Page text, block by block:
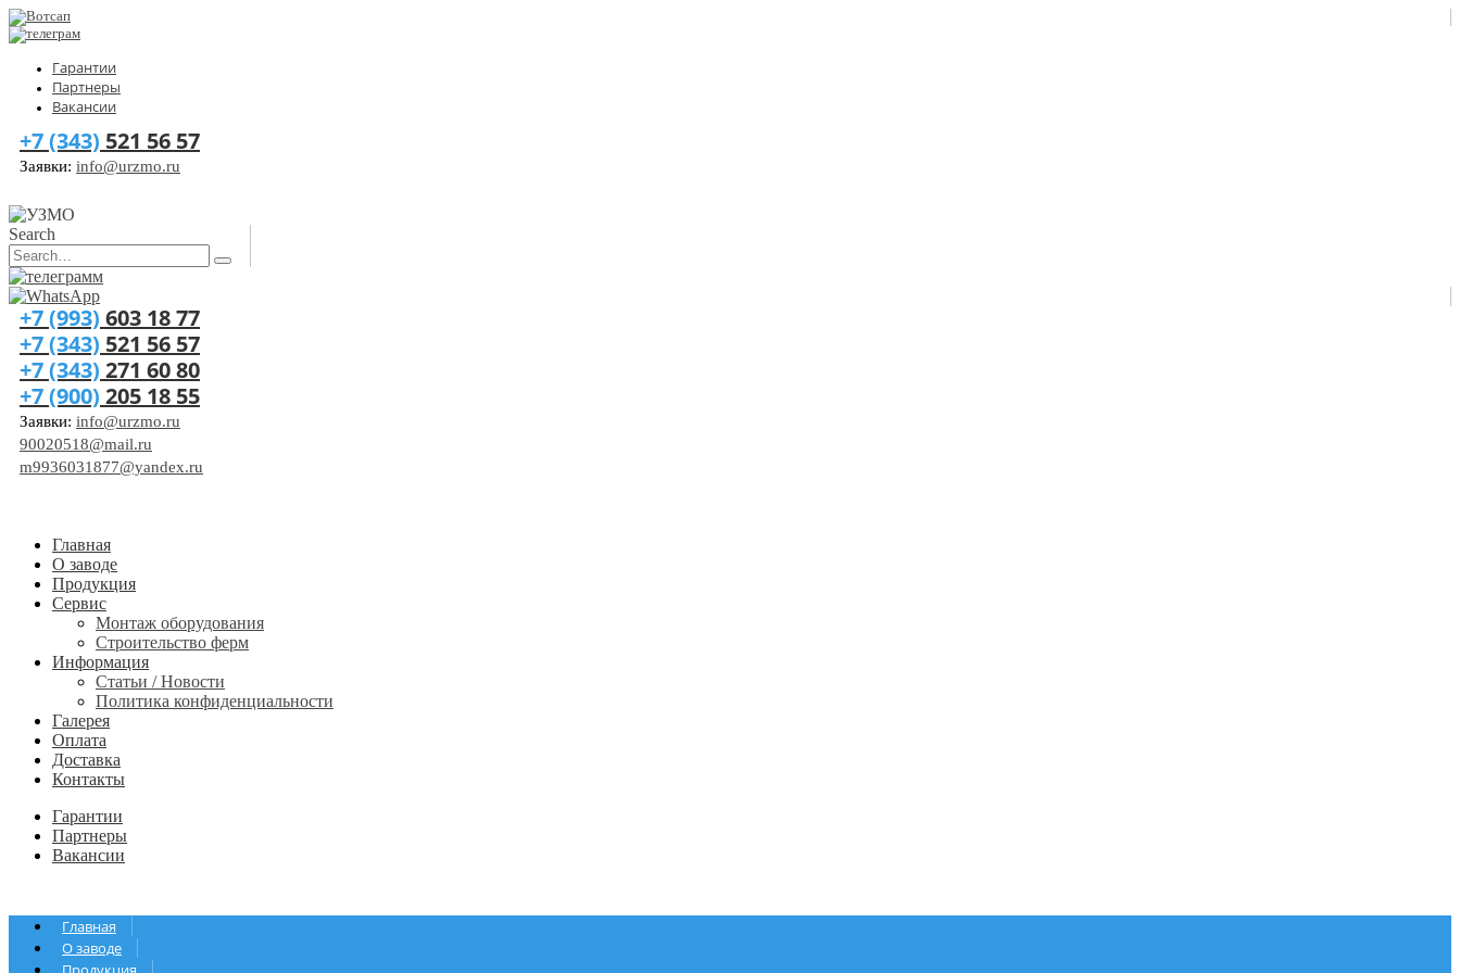
Гарантии
Партнеры
Вакансии
+7 (343) 521 56 57
Заявки: info@urzmo.ru
Search
+7 (993) 603 18 77
+7 (343) 521 56 57
+7 (343) 271 60 80
+7 (900) 205 18 55
Заявки: info@urzmo.ru
90020518@mail.ru
m9936031877@yandex.ru
Главная
О заводе
Продукция
Сервис
Монтаж оборудования
Строительство ферм
Информация
Статьи / Новости
Политика конфиденциальности
Галерея
Оплата
Доставка
Контакты
Гарантии
Партнеры
Вакансии
Главная
О заводе